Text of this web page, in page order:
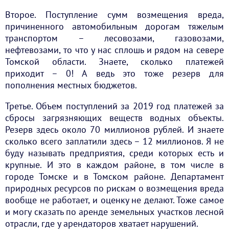
Второе. Поступление сумм возмещения вреда,
причиненного автомобильным дорогам тяжелым
транспортом – лесовозами, газовозами,
нефтевозами, то что у нас сплошь и рядом на севере
Томской области. Знаете, сколько платежей
приходит – 0! А ведь это тоже резерв для
пополнения местных бюджетов.
Третье. Объем поступлений за 2019 год платежей за
сбросы загрязняющих веществ водных объекты.
Резерв здесь около 70 миллионов рублей. И знаете
сколько всего заплатили здесь – 12 миллионов. Я не
буду называть предприятия, среди которых есть и
крупные. И это в каждом районе, в том числе в
городе Томске и в Томском районе. Департамент
природных ресурсов по рискам о возмещения вреда
вообще не работает, и оценку не делают. Тоже самое
и могу сказать по аренде земельных участков лесной
отрасли, где у арендаторов хватает нарушений.